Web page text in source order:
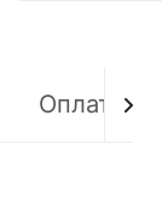
Оплата